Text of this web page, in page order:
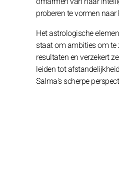
proberen te vormen
Het astrologische
staat om ambities om te
resultaten en verzekert
leiden tot
Salma's scherpe